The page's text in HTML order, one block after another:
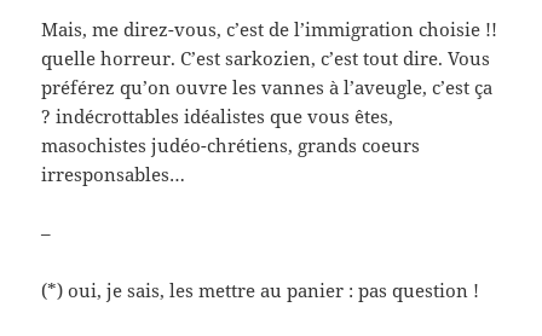
Mais, me direz-vous, c’est de l’immigration choisie !!
quelle horreur. C’est sarkozien, c’est tout dire. Vous
préférez qu’on ouvre les vannes à l’aveugle, c’est ça
? indécrottables idéalistes que vous êtes,
masochistes judéo-chrétiens, grands coeurs
irresponsables…
–
(*) oui, je sais, les mettre au panier : pas question !